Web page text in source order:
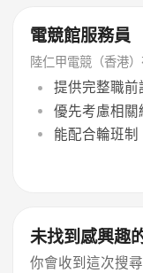
電競館服務員
陸仁甲電競（香港
提供完整職前
優先考慮相關
能配合輪班制
未找到感興趣
你會收到這次搜